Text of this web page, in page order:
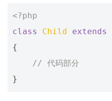
<?php
class
Child extends
{
// 代码部分
}